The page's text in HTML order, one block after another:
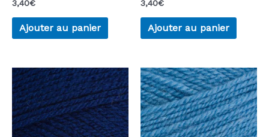
3,40€
Ajouter au panier
3,40€
Ajouter au panier